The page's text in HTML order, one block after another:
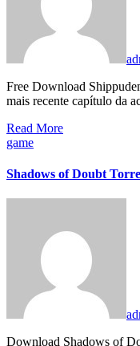
Free Download Shippuden Torrent | 1337x Shippuden torrent, O
mais recente capítulo da
Read More
game
Shadows of Doubt
Download Shadows of Doubt torrent on PC Shadows of Doubt